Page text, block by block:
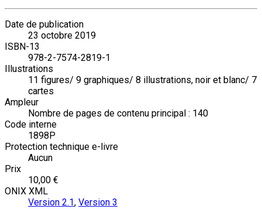
Date de publication
23 octobre 2019
ISBN-13
978-2-7574-2819-1
Illustrations
11 figures/ 9 graphiques/ 8 illustrations, noir et blanc/ 7
cartes
Ampleur
Nombre de pages de contenu principal : 140
Code interne
1898P
Protection technique e-livre
Aucun
Prix
10,00 €
ONIX XML
Version 2.1, Version 3